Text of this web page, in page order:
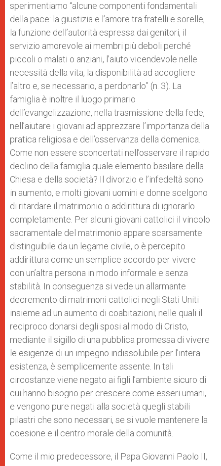
sperimentiamo “alcune componenti fondamentali
della pace: la giustizia e l’amore tra fratelli e sorelle,
la funzione dell’autorità espressa dai genitori, il
servizio amorevole ai membri più deboli perché
piccoli o malati o anziani, l’aiuto vicendevole nelle
necessità della vita, la disponibilità ad accogliere
l’altro e, se necessario, a perdonarlo” (n. 3). La
famiglia è inoltre il luogo primario
dell’evangelizzazione, nella trasmissione della fede,
nell’aiutare i giovani ad apprezzare l’importanza della
pratica religiosa e dell’osservanza della domenica.
Come non essere sconcertati nell’osservare il rapido
declino della famiglia quale elemento basilare della
Chiesa e della società? Il divorzio e l’infedeltà sono
in aumento, e molti giovani uomini e donne scelgono
di ritardare il matrimonio o addirittura di ignorarlo
completamente. Per alcuni giovani cattolici il vincolo
sacramentale del matrimonio appare scarsamente
distinguibile da un legame civile, o è percepito
addirittura come un semplice accordo per vivere
con un’altra persona in modo informale e senza
stabilità. In conseguenza si vede un allarmante
decremento di matrimoni cattolici negli Stati Uniti
insieme ad un aumento di coabitazioni, nelle quali il
reciproco donarsi degli sposi al modo di Cristo,
mediante il sigillo di una pubblica promessa di vivere
le esigenze di un impegno indissolubile per l’intera
esistenza, è semplicemente assente. In tali
circostanze viene negato ai figli l’ambiente sicuro di
cui hanno bisogno per crescere come esseri umani,
e vengono pure negati alla società quegli stabili
pilastri che sono necessari, se si vuole mantenere la
coesione e il centro morale della comunità.
Come il mio predecessore, il Papa Giovanni Paolo II,